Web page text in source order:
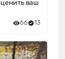
ваш
66 13